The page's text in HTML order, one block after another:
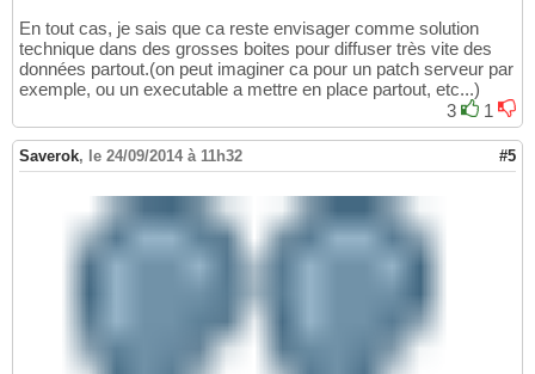
En tout cas, je sais que ca reste envisager comme solution
technique dans des grosses boites pour diffuser très vite des
données partout.(on peut imaginer ca pour un patch serveur par
exemple, ou un executable a mettre en place partout, etc...)
3
1
Saverok, le 24/09/2014 à 11h32 #5